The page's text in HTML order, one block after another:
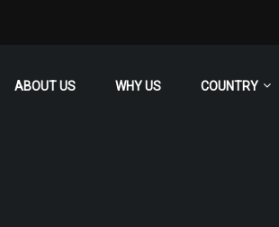
ABOUT US WHY US COUNTRY